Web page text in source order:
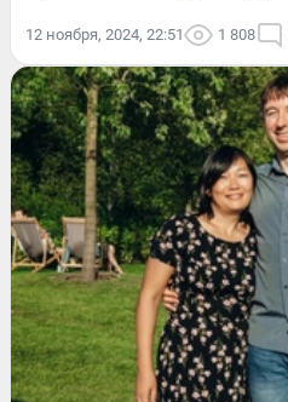
12 ноября, 2024, 22:51 1 808